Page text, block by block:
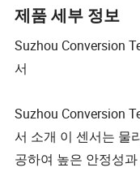
제품 세부 정보
Suzhou Conversion
서
Suzhou Conversion
서 소개 이 센서는 물
공하여 높은 안정성